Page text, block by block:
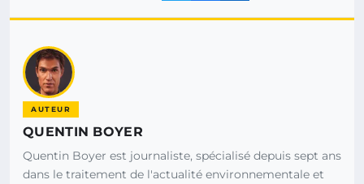
AUTEUR
QUENTIN BOYER
Quentin Boyer est journaliste, spécialisé depuis sept ans
dans le traitement de l'actualité environnementale et